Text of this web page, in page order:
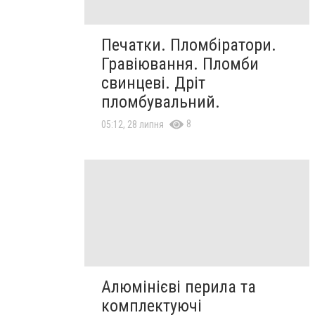
Печатки. Пломбіратори.
Гравіювання. Пломби
свинцеві. Дріт
пломбувальний.
05:12, 28 липня 8
Алюмінієві перила та
комплектуючі